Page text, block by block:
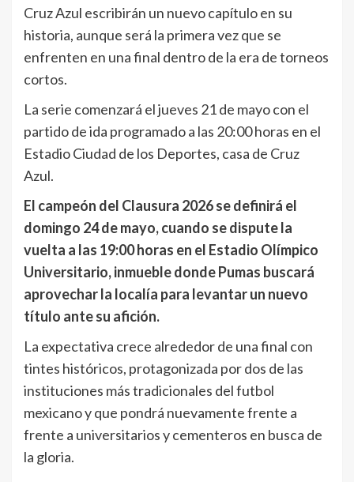
Cruz Azul escribirán un nuevo capítulo en su
historia, aunque será la primera vez que se
enfrenten en una final dentro de la era de torneos
cortos.
La serie comenzará el jueves 21 de mayo con el
partido de ida programado a las 20:00 horas en el
Estadio Ciudad de los Deportes, casa de Cruz
Azul.
El campeón del Clausura 2026 se definirá el
domingo 24 de mayo, cuando se dispute la
vuelta a las 19:00 horas en el Estadio Olímpico
Universitario, inmueble donde Pumas buscará
aprovechar la localía para levantar un nuevo
título ante su afición.
La expectativa crece alrededor de una final con
tintes históricos, protagonizada por dos de las
instituciones más tradicionales del futbol
mexicano y que pondrá nuevamente frente a
frente a universitarios y cementeros en busca de
la gloria.